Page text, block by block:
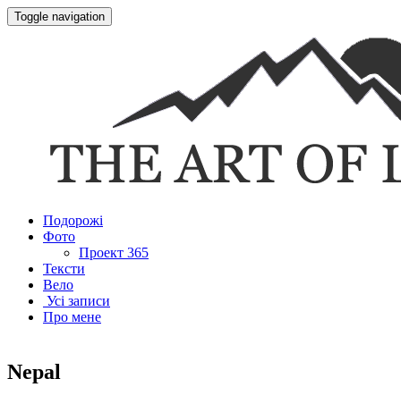
Toggle navigation
Подорожі
Фото
Проект 365
Тексти
Вело
Усі записи
Про мене
Nepal